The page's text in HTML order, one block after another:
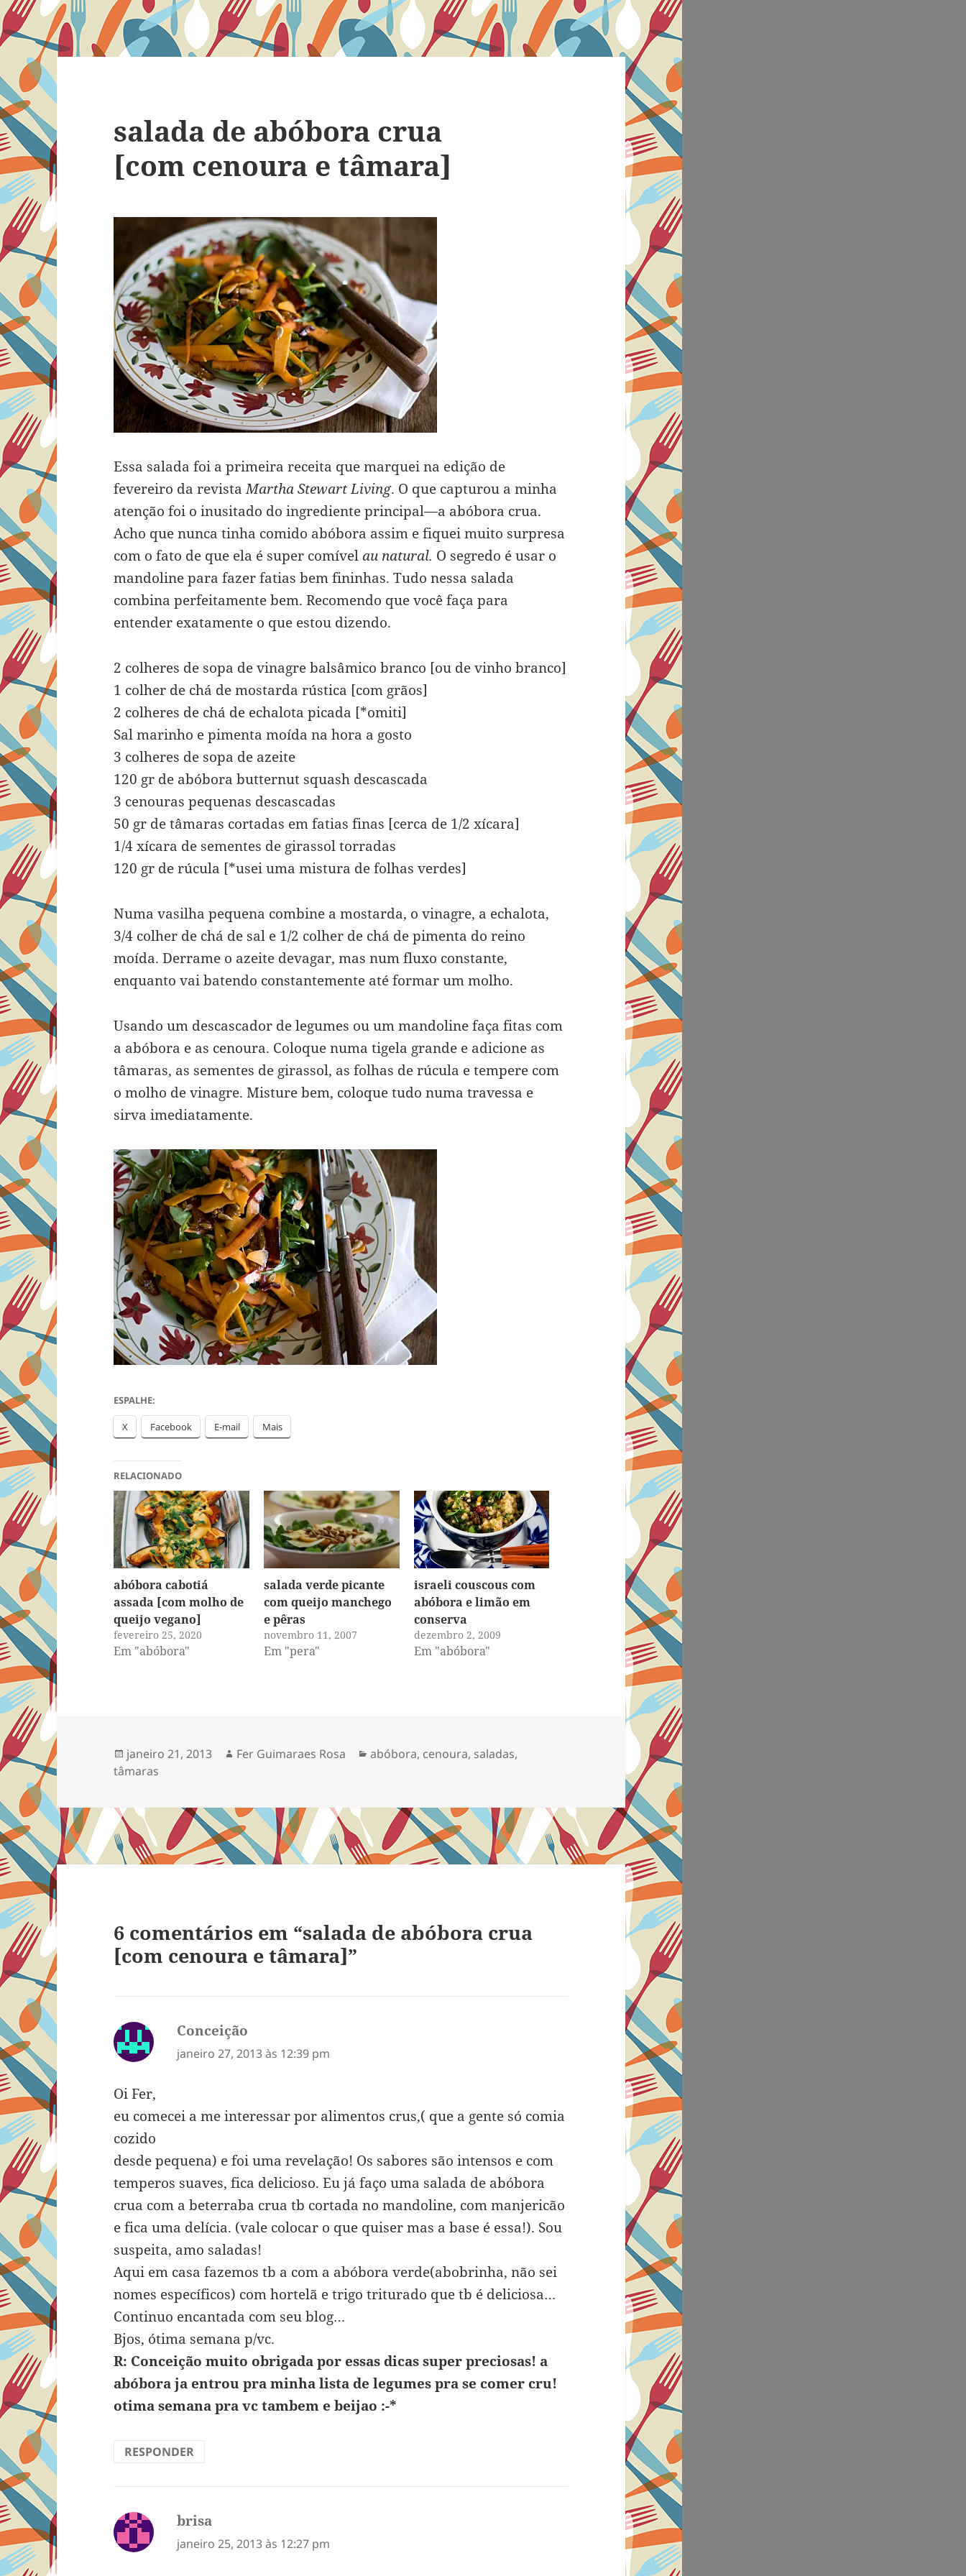
salada de abóbora crua
[com cenoura e tâmara]
Essa salada foi a primeira receita que marquei na edição de
fevereiro da revistaMartha Stewart Living. O que capturou a minha
atenção foi o inusitado do ingrediente principal—a abóbora crua.
Acho que nunca tinha comido abóbora assim e fiquei muito surpresa
com o fato de que ela é super comívelau natural. O segredo é usar o
mandoline para fazer fatias bem fininhas. Tudo nessa salada
combina perfeitamente bem. Recomendo que você faça para
entender exatamente o que estou dizendo.
2 colheres de sopa de vinagre balsâmico branco [ou de vinho branco]
1 colher de chá de mostarda rústica [com grãos]
2 colheres de chá de echalota picada [*omiti]
Sal marinho e pimenta moída na hora a gosto
3 colheres de sopa de azeite
120 gr de abóbora butternut squash descascada
3 cenouras pequenas descascadas
50 gr de tâmaras cortadas em fatias finas [cerca de 1/2 xícara]
1/4 xícara de sementes de girassol torradas
120 gr de rúcula [*usei uma mistura de folhas verdes]
Numa vasilha pequena combine a mostarda, o vinagre, a echalota,
3/4 colher de chá de sal e 1/2 colher de chá de pimenta do reino
moída. Derrame o azeite devagar, mas num fluxo constante,
enquanto vai batendo constantemente até formar um molho.
Usando um descascador de legumes ou um mandoline faça fitas com
a abóbora e as cenoura. Coloque numa tigela grande e adicione as
tâmaras, as sementes de girassol, as folhas de rúcula e tempere com
o molho de vinagre. Misture bem, coloque tudo numa travessa e
sirva imediatamente.
ESPALHE:
X Facebook E-mail Mais
RELACIONADO
abóbora cabotiá
assada [com molho de
queijo vegano]
fevereiro 25, 2020
Em "abóbora"
salada verde picante
com queijo manchego
e pêras
novembro 11, 2007
Em "pera"
israeli couscous com
abóbora e limão em
conserva
dezembro 2, 2009
Em "abóbora"
Publicado
em
janeiro 21, 2013 Autor
Fer Guimaraes Rosa Categorias
abóbora, cenoura, saladas,
tâmaras
6 comentários em “salada de abóbora crua
[com cenoura e tâmara]”
Conceição
janeiro 27, 2013 às 12:39 pm
Oi Fer,
eu comecei a me interessar por alimentos crus,( que a gente só comia
cozido
desde pequena) e foi uma revelação! Os sabores são intensos e com
temperos suaves, fica delicioso. Eu já faço uma salada de abóbora
crua com a beterraba crua tb cortada no mandoline, com manjericão
e fica uma delícia. (vale colocar o que quiser mas a base é essa!). Sou
suspeita, amo saladas!
Aqui em casa fazemos tb a com a abóbora verde(abobrinha, não sei
nomes específicos) com hortelã e trigo triturado que tb é deliciosa…
Continuo encantada com seu blog…
Bjos, ótima semana p/vc.
R: Conceição muito obrigada por essas dicas super preciosas! a
abóbora ja entrou pra minha lista de legumes pra se comer cru!
otima semana pra vc tambem e beijao :-*
RESPONDER
brisa
janeiro 25, 2013 às 12:27 pm